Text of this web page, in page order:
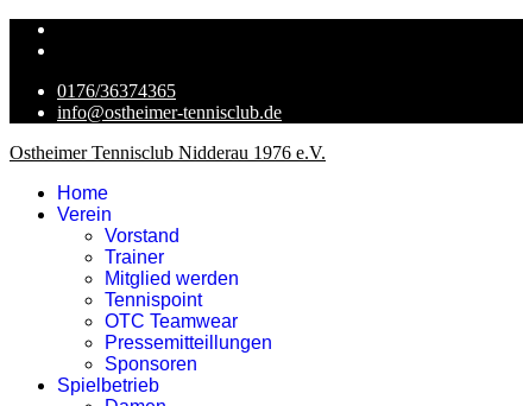
0176/36374365
info@ostheimer-tennisclub.de
Ostheimer Tennisclub Nidderau 1976 e.V.
Home
Verein
Vorstand
Trainer
Mitglied werden
Tennispoint
OTC Teamwear
Pressemitteillungen
Sponsoren
Spielbetrieb